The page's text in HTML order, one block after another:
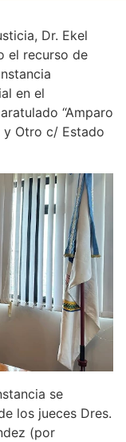
Dr. Ekel
el recurso de
en el
“Amparo
y Otro c/ Estado
se
los jueces Dres.
(por